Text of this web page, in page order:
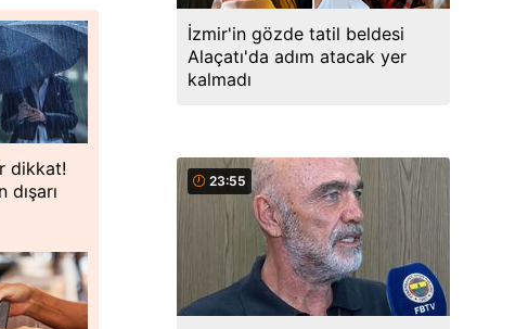
dikkat!
İzmir'in gözde tatil beldesi
Alaçatı'da adım atacak yer
kalmadı
23:55